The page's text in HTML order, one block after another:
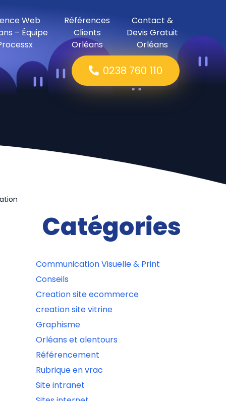
Web
– Équipe
Références
Clients
Orléans
Contact &
Devis Gratuit
Orléans
0238 760 110
Catégories
Communication Visuelle & Print
Conseils
Creation site ecommerce
creation site vitrine
Graphisme
Orléans et alentours
Référencement
Rubrique en vrac
Site intranet